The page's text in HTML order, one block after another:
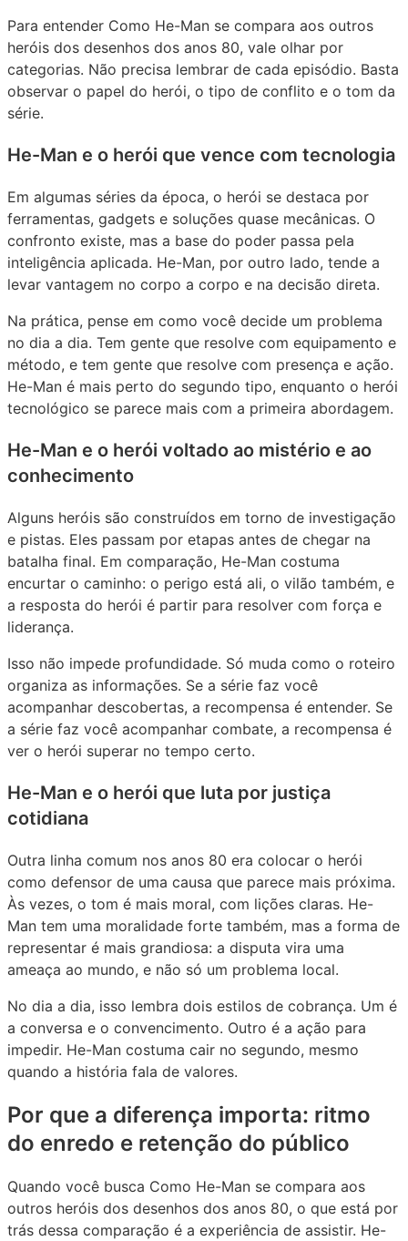
Para entender Como He-Man se compara aos outros
heróis dos desenhos dos anos 80, vale olhar por
categorias. Não precisa lembrar de cada episódio. Basta
observar o papel do herói, o tipo de conflito e o tom da
série.
He-Man e o herói que vence com tecnologia
Em algumas séries da época, o herói se destaca por
ferramentas, gadgets e soluções quase mecânicas. O
confronto existe, mas a base do poder passa pela
inteligência aplicada. He-Man, por outro lado, tende a
levar vantagem no corpo a corpo e na decisão direta.
Na prática, pense em como você decide um problema
no dia a dia. Tem gente que resolve com equipamento e
método, e tem gente que resolve com presença e ação.
He-Man é mais perto do segundo tipo, enquanto o herói
tecnológico se parece mais com a primeira abordagem.
He-Man e o herói voltado ao mistério e ao
conhecimento
Alguns heróis são construídos em torno de investigação
e pistas. Eles passam por etapas antes de chegar na
batalha final. Em comparação, He-Man costuma
encurtar o caminho: o perigo está ali, o vilão também, e
a resposta do herói é partir para resolver com força e
liderança.
Isso não impede profundidade. Só muda como o roteiro
organiza as informações. Se a série faz você
acompanhar descobertas, a recompensa é entender. Se
a série faz você acompanhar combate, a recompensa é
ver o herói superar no tempo certo.
He-Man e o herói que luta por justiça
cotidiana
Outra linha comum nos anos 80 era colocar o herói
como defensor de uma causa que parece mais próxima.
Às vezes, o tom é mais moral, com lições claras. He-
Man tem uma moralidade forte também, mas a forma de
representar é mais grandiosa: a disputa vira uma
ameaça ao mundo, e não só um problema local.
No dia a dia, isso lembra dois estilos de cobrança. Um é
a conversa e o convencimento. Outro é a ação para
impedir. He-Man costuma cair no segundo, mesmo
quando a história fala de valores.
Por que a diferença importa: ritmo
do enredo e retenção do público
Quando você busca Como He-Man se compara aos
outros heróis dos desenhos dos anos 80, o que está por
trás dessa comparação é a experiência de assistir. He-